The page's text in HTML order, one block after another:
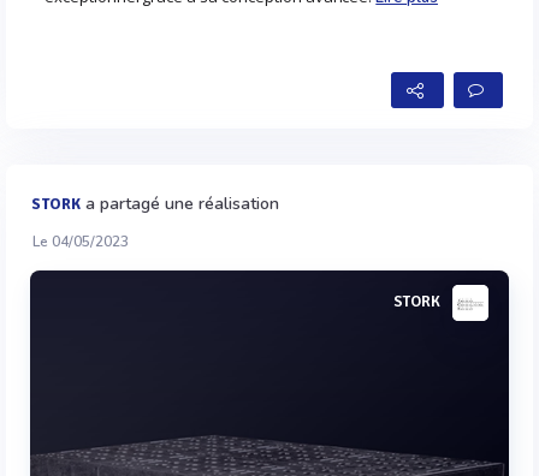
STORK a partagé une réalisation
Le 04/05/2023
STORK